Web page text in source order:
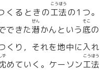
くるときの工法
こうほう
の1つ。
できた潜
せん
かんという底
そこ
の
くり，それを地中に入れ
ず
めていく。ケーソン工法
こうほう